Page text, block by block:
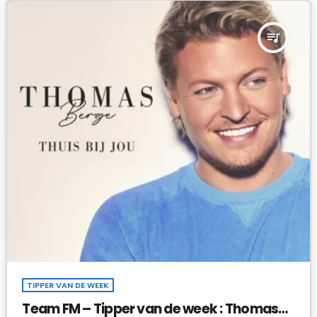
queue_music
TIPPER VAN DE WEEK
Team FM – Tipper van de week : Thomas